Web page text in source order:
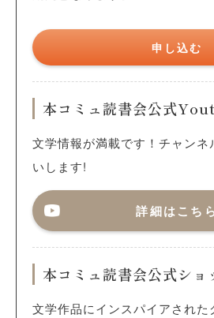
申し込む
本コミュ読書会公式
文学情報が満載です！チャンネ
いします!
詳細はこちら
本コミュ読書会公式シ
文学作品にインスパイアされた